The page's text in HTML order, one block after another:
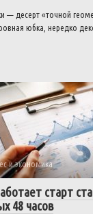
— десерт «точной
юбка, нередко
и экономика
старт
48 часов